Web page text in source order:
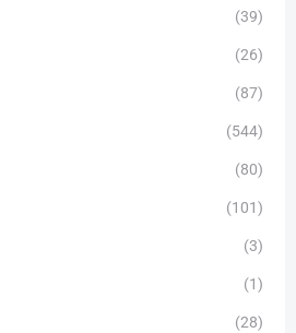
(39)
(26)
(87)
(544)
(80)
(101)
(3)
(1)
(28)